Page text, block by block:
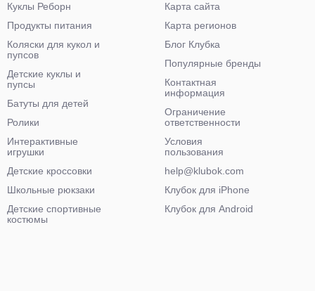
Куклы Реборн
Продукты питания
Коляски для кукол и
пупсов
Детские куклы и
пупсы
Батуты для детей
Ролики
Интерактивные
игрушки
Детские кроссовки
Школьные рюкзаки
Детские спортивные
костюмы
Карта сайта
Карта регионов
Блог Клубка
Популярные бренды
Контактная
информация
Ограничение
ответственности
Условия
пользования
help@klubok.com
Клубок для iPhone
Клубок для Android